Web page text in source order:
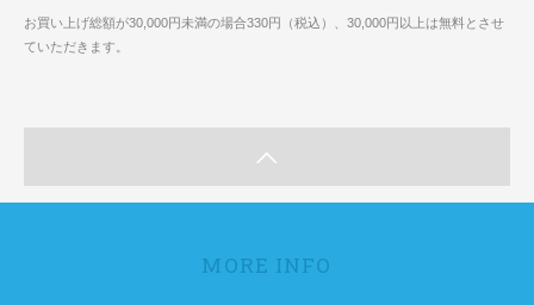
お買い上げ総額が30,000円未満の場合330円（税込）、30,000円以上は無料とさせ
ていただきます。
MORE INFO